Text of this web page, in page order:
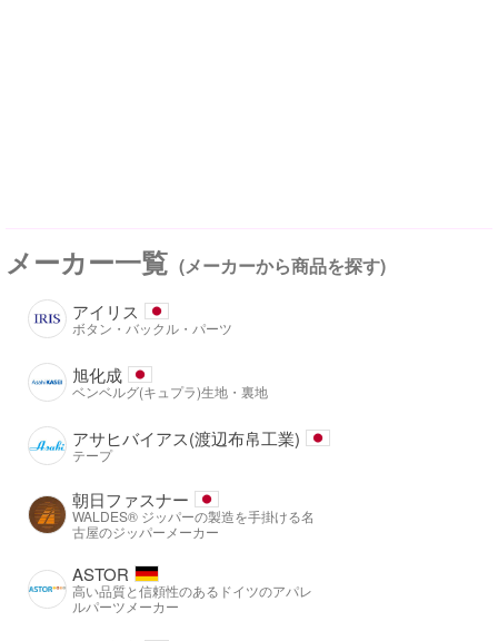
メーカー一覧 (メーカーから商品を探す)
アイリス
ボタン・バックル・パーツ
旭化成
ベンベルグ(キュプラ)生地・裏地
アサヒバイアス(渡辺布帛工業)
テープ
朝日ファスナー
WALDES® ジッパーの製造を手掛ける名
古屋のジッパーメーカー
ASTOR
高い品質と信頼性のあるドイツのアパレ
ルパーツメーカー